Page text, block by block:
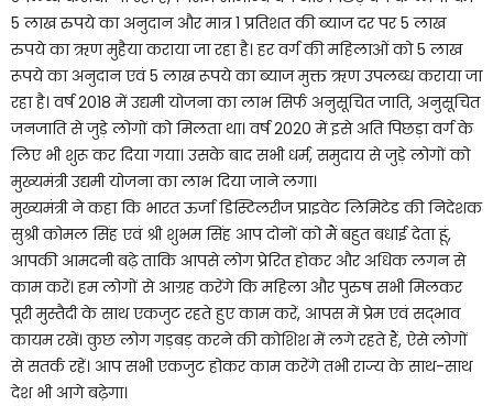
5 लाख रुपये का अनुदान और मात्र 1 प्रतिशत की ब्याज दर पर 5 लाख
रुपये का ऋण मुहैया कराया जा रहा है। हर वर्ग की महिलाओं को 5 लाख
रूपये का अनुदान एवं 5 लाख रूपये का ब्याज मुक्त ऋण उपलब्ध कराया जा
रहा है। वर्ष 2018 में उद्यमी योजना का लाभ सिर्फ अनुसूचित जाति, अनुसूचित
जनजाति से जुड़े लोगों को मिलता था। वर्ष 2020 में इसे अति पिछड़ा वर्ग के
लिए भी शुरू कर दिया गया। उसके बाद सभी धर्म, समुदाय से जुड़े लोगों को
मुख्यमंत्री उद्यमी योजना का लाभ दिया जाने लगा।
मुख्यमंत्री ने कहा कि भारत ऊर्जा डिस्टिलरीज प्राइवेट लिमिटेड की निदेशक
सुश्री कोमल सिंह एवं श्री शुभम सिंह आप दोनों को मैं बहुत बधाई देता हूं,
आपकी आमदनी बढ़े ताकि आपसे लोग प्रेरित होकर और अधिक लगन से
काम करें। हम लोगों से आग्रह करेंगे कि महिला और पुरुष सभी मिलकर
पूरी मुस्तैदी के साथ एकजुट रहते हुए काम करें, आपस में प्रेम एवं सद्भाव
कायम रखें। कुछ लोग गड़बड़ करने की कोशिश में लगे रहते हैं, ऐसे लोगों
से सतर्क रहें। आप सभी एकजुट होकर काम करेंगे तभी राज्य के साथ-साथ
देश भी आगे बढ़ेगा।